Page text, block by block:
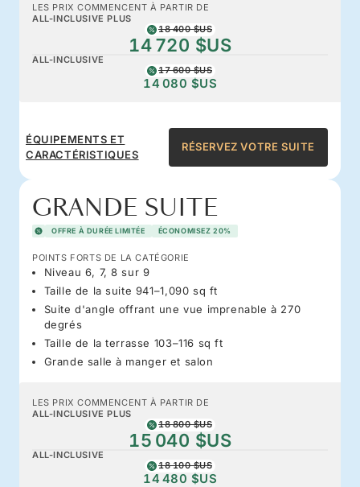
LES PRIX COMMENCENT À PARTIR DE
ALL-INCLUSIVE PLUS
18 400 $US
14 720 $US
ALL-INCLUSIVE
17 600 $US
14 080 $US
ÉQUIPEMENTS ET
CARACTÉRISTIQUES
RÉSERVEZ VOTRE SUITE
GRANDE SUITE
OFFRE À DURÉE LIMITÉE ÉCONOMISEZ 20%
POINTS FORTS DE LA CATÉGORIE
Niveau 6, 7, 8 sur 9
Taille de la suite 941–1,090 sq ft
Suite d'angle offrant une vue imprenable à 270
degrés
Taille de la terrasse 103–116 sq ft
Grande salle à manger et salon
LES PRIX COMMENCENT À PARTIR DE
ALL-INCLUSIVE PLUS
18 800 $US
15 040 $US
ALL-INCLUSIVE
18 100 $US
14 480 $US